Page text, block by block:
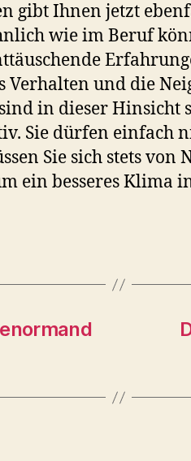
gibt Ihnen jetzt
wie im Beruf
Verhalten und die
in dieser Hinsicht
Sie dürfen einfach
Sie sich stets von
ein besseres Klima